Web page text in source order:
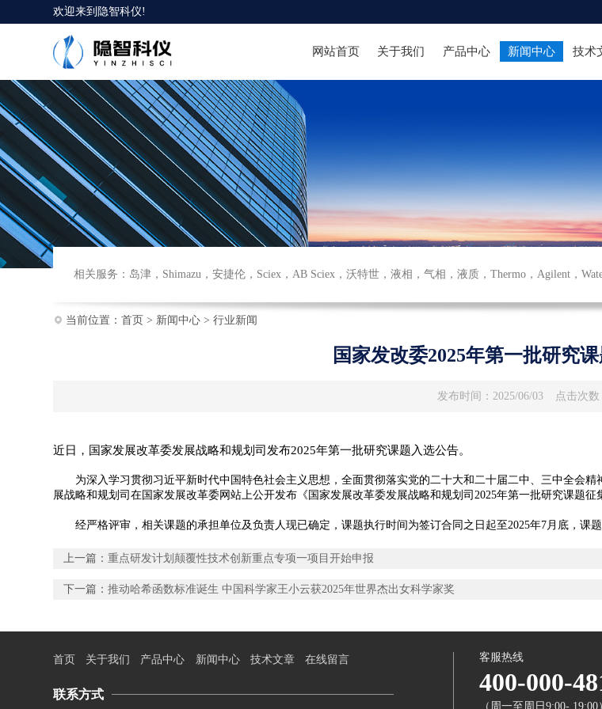
欢迎来到 隐智科仪!
网站首页 关于我们 产品中心 新闻中心 技术
相关服务： 岛津 ， Shimazu ，安捷伦 ， Sciex ，AB Sciex ，沃特世 ，液相 ，气相 ，液质 ，Thermo ，Agilent ，
当前位置： 首页 > 新闻中心> 行业新闻
国家发改委2025年第一批研究
发布时间：2025/06/03 点击次数
近日，国家发展改革委发展战略和规划司发布2025年第一批研究课题入选公告。
为深入学习贯彻习近平新时代中国特色社会主义思想，全面贯彻落实党的二十大和二十届二中、三中全会精
展战略和规划司在国家发展改革委网站上公开发布《国家发展改革委发展战略和规划司2025年第一批研究课题
经严格评审，相关课题的承担单位及负责人现已确定，课题执行时间为签订合同之日起至2025年7月底，课
上一篇：重点研发计划颠覆性技术创新重点专项一项目开始申报
下一篇：推动哈希函数标准诞生 中国科学家王小云获2025年世界杰出女科学家奖
首页 关于我们 产品中心 新闻中心 技术文章 在线留言
联系方式
客服热线
400-000-
（周一至周日9:00- 19:00